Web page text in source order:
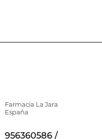
Farmacia La Jara
España
956360586 /